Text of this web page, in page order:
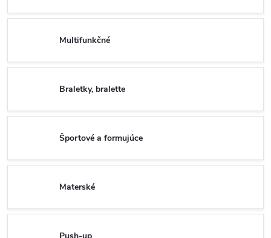
Multifunkčné
Braletky, bralette
Športové a formujúce
Materské
Push-up